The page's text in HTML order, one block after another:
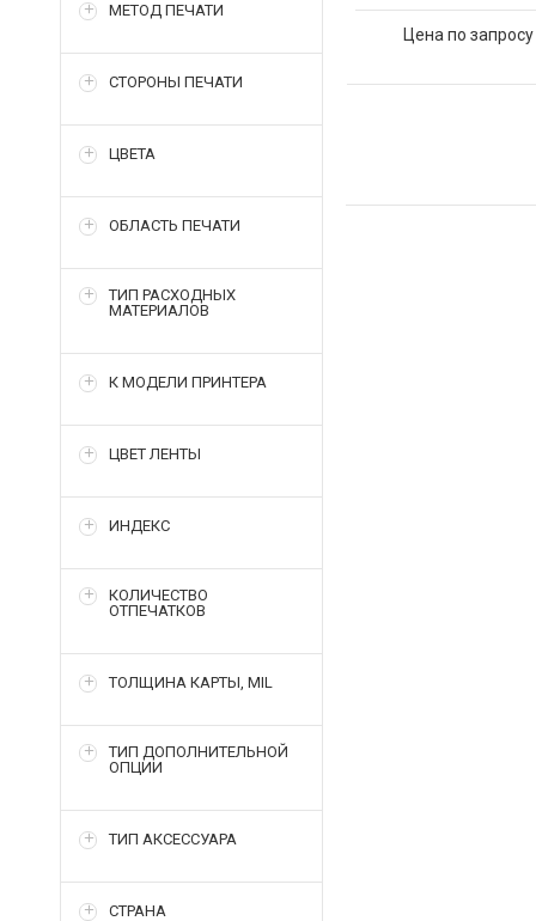
МЕТОД ПЕЧАТИ
СТОРОНЫ ПЕЧАТИ
ЦВЕТА
ОБЛАСТЬ ПЕЧАТИ
ТИП РАСХОДНЫХ
МАТЕРИАЛОВ
К МОДЕЛИ ПРИНТЕРА
ЦВЕТ ЛЕНТЫ
ИНДЕКС
КОЛИЧЕСТВО
ОТПЕЧАТКОВ
ТОЛЩИНА КАРТЫ, MIL
ТИП ДОПОЛНИТЕЛЬНОЙ
ОПЦИИ
ТИП АКСЕССУАРА
СТРАНА
Цена по запросу